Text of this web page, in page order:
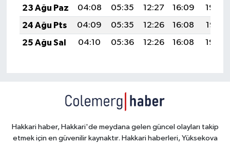
23 Ağu Paz
04:08 05:35 12:27 16:09
19:09
24 Ağu Pts
04:09 05:35 12:26 16:08
19:07
25 Ağu Sal
04:10 05:36 12:26 16:08 19:06
Hakkari haber, Hakkari'de meydana gelen güncel olayları takip
etmek için en güvenilir kaynaktır. Hakkari haberleri, Yüksekova